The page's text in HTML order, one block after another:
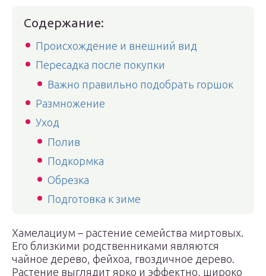
Содержание:
Происхождение и внешний вид
Пересадка после покупки
Важно правильно подобрать горшок
Размножение
Уход
Полив
Подкормка
Обрезка
Подготовка к зиме
Хамелациум – растение семейства миртовых.
Его близкими родственниками являются
чайное дерево, фейхоа, гвоздичное дерево.
Растение выглядит ярко и эффектно, широко